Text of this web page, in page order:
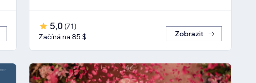
5,0 (71)
Začíná na 85 $
Zobrazit